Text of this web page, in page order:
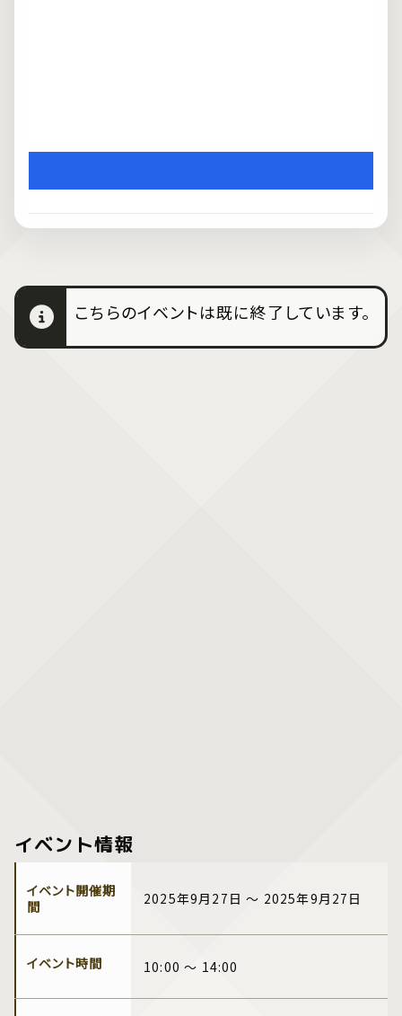
こちらのイベントは既に終了しています。
イベント情報
イベント開催期
間
2025年9月27日 ～ 2025年9月27日
イベント時間 10:00 ～ 14:00